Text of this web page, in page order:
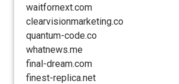
waitfornext.com
clearvisionmarketing.co
quantum-code.co
whatnews.me
final-dream.com
finest-replica.net